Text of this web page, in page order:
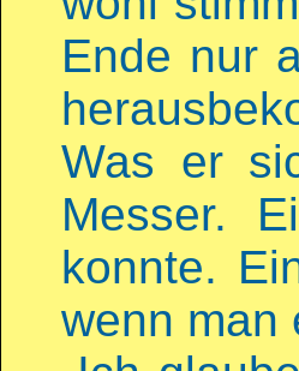
Ende nur
Was er
Messer.
konnte.
wenn